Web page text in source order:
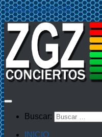
Saltar al contenido
Buscar:
INICIO